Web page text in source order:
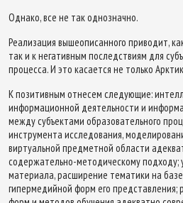
Однако, все не так однозначно.
Реализация вышеописанного приводит,
так и к негативным последствиям для
процесса. И это касается не только
К позитивным отнесем следующие:
информационной деятельности и
между субъектами образовательного
инструмента исследования,
виртуальной предметной области
содержательно-методическому подходу;
материала, расширение тематики на
гипермедийной форм его представления;